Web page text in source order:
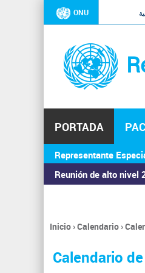
ONU
PORTADA
Representante
Reunión de alto nivel
ASAMBLEA
Se
encuentra
usted
Inicio›Calendario›
Calendario